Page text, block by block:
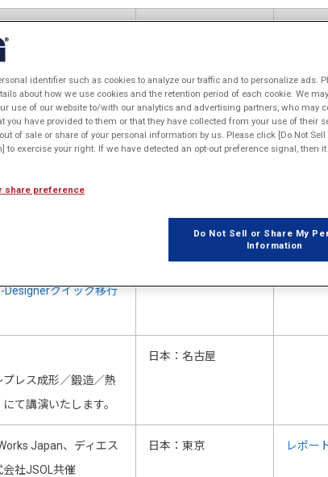
」にてJMAGの紹介をい
ミナー 第12回
クイック移行
レス成形／鍛造／熱
て講演いたします。
日本：名古屋
Japan、ディエス
会社JSOL共催
日本：東京 レポー
identifier such as cookies to analyze our traffic and to personalize ads.
about how we use cookies and the retention period of each cookie. We
use of our website to/with our analytics and advertising partners, who may
you have provided to them or that they have collected from your use of their
of sale or share of your personal information by us. Please click [Do Not Sell
to exercise your right. If we have detected an opt-out preference signal, then
share preference
Do Not Sell or Share My
Information